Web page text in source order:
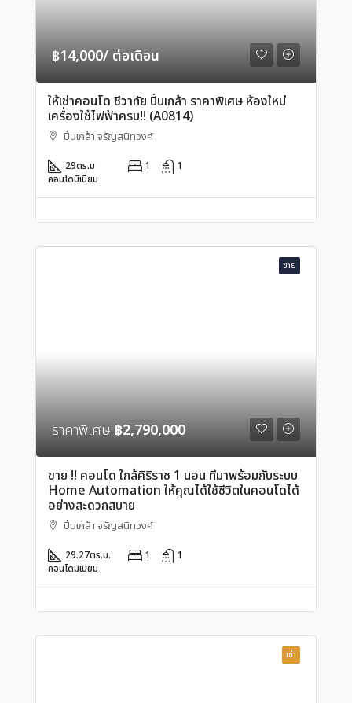
฿14,000/ ต่อเดือน
ให้เช่าคอนโด ชีวาทัย ปิ่นเกล้า ราคาพิเศษ ห้องใหม่
เครื่องใช้ไฟฟ้าครบ!! (A0814)
ปิ่นเกล้า จรัญสนิทวงศ์
29ตร.ม 1
1
คอนโดมิเนียม
ขาย
ราคาพิเศษ ฿2,790,000
ขาย !! คอนโด ใกล้ศิริราช 1 นอน ที่มาพร้อมกับระบบ
Home Automation ให้คุณได้ใช้ชีวิตในคอนโดได้
อย่างสะดวกสบาย
ปิ่นเกล้า จรัญสนิทวงศ์
29.27ตร.ม. 1
1
คอนโดมิเนียม
เช่า